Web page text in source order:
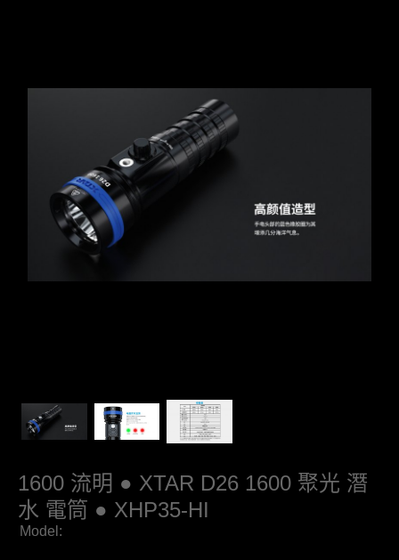
1600 流明 ● XTAR D26 1600 聚光 潛
水 電筒 ● XHP35-HI
Model: